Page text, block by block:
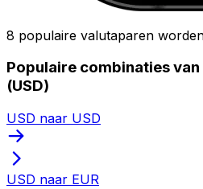
8 populaire valutaparen
Populaire combinaties
(USD)
USD naar USD
USD naar EUR